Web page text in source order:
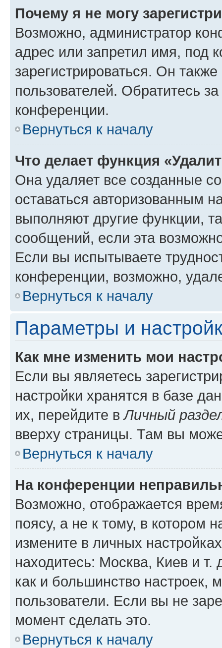
Почему я не могу
Возможно, администратор
адрес или запретил имя, под
зарегистрироваться. Он
пользователей. Обратитесь
конференции.
Вернуться к началу
Что делает функция
Она удаляет все созданные
оставаться авторизованным
выполняют другие функции,
сообщений, если эта
Если вы испытываете
конференции, возможно,
Вернуться к началу
Параметры и
Как мне изменить мои
Если вы являетесь
настройки хранятся в базе
их, перейдите вЛичный
вверху страницы. Там вы
Вернуться к началу
На конференции
Возможно, отображается
поясу, а не к тому, в котором
измените в личных
находитесь: Москва, Киев и т.
как и большинство настроек,
пользователи. Если вы не
момент сделать это.
Вернуться к началу